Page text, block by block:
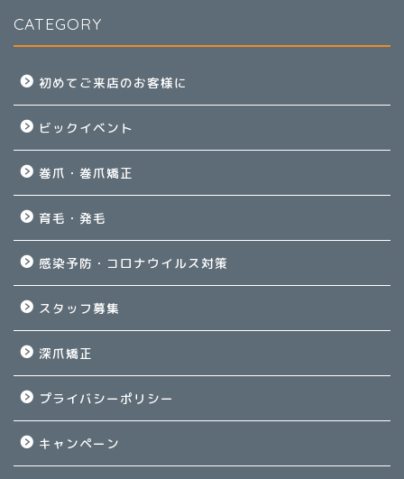
CATEGORY
初めてご来店のお客様に
ビックイベント
巻爪・巻爪矯正
育毛・発毛
感染予防・コロナウイルス対策
スタッフ募集
深爪矯正
プライバシーポリシー
キャンペーン